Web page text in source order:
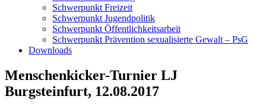
Schwerpunkt Freizeit
Schwerpunkt Jugendpolitik
Schwerpunkt Öffentlichkeitsarbeit
Schwerpunkt Prävention sexualisierte Gewalt – PsG
Downloads
Menschenkicker-Turnier LJ
Burgsteinfurt, 12.08.2017